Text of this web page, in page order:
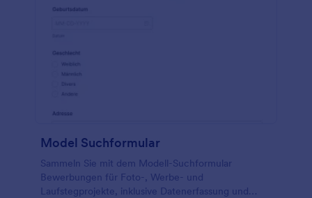
Model Suchformular
Sammeln Sie mit dem Modell-Suchformular
Bewerbungen für Foto-, Werbe- und
Laufstegprojekte, inklusive Datenerfassung und